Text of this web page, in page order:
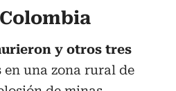
y otros tres
en una zona rural de